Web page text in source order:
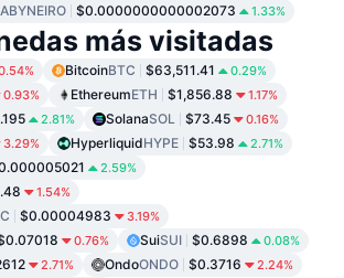
$0.0000000000002073 1.33%
más visitadas
BitcoinBTC $63,511.41 0.29%
0.93% EthereumETH $1,856.88 1.17%
2.81% SolanaSOL $73.45 0.16%
3.29% HyperliquidHYPE $53.98 2.71%
2.59%
1.54%
$0.00004983 3.19%
0.76% SuiSUI $0.6898 0.08%
2.71% OndoONDO $0.3716 2.24%